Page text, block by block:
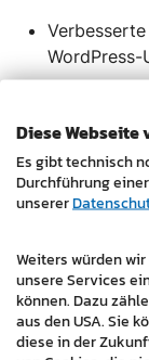
WordPress-
durch
großartige
unsere
allen Geräten
Fazit: Der
Diese Webseite
Es gibt technisch
Durchführung
unserer
Weiters würden
unsere Services
können. Dazu
aus den USA. Sie
diese in der